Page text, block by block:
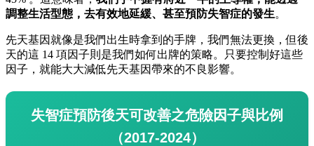
調整生活型態，去有效地延緩、甚至預防失智症的發生。
先天基因就像是我們出生時拿到的手牌，我們無法更換，但後
天的這 14 項因子則是我們如何出牌的策略。只要控制好這些
因子，就能大大減低先天基因帶來的不良影響。
失智症預防後天可改善之危險因子與比例
（2017-2024）